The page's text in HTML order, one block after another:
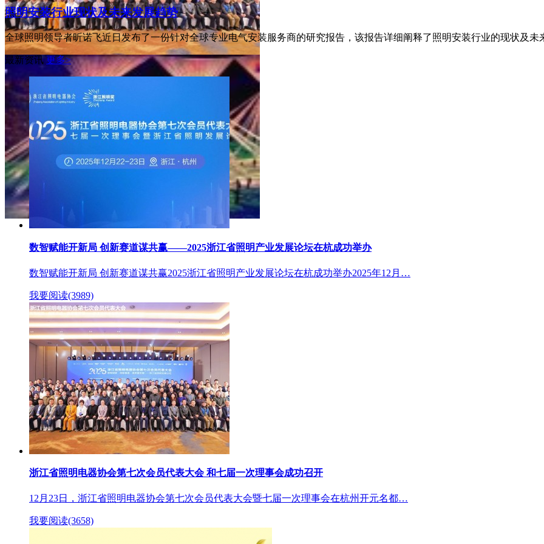
照明安装行业现状及未来发展趋势
全球照明领导者昕诺飞近日发布了一份针对全球专业电气安装服务商的研究报告，该报告详细阐释了照明安装行业的现状及
最新资讯 更多>
数智赋能开新局 创新赛道谋共赢——2025浙江省照明产业发展论坛在杭成功举办
数智赋能开新局 创新赛道谋共赢2025浙江省照明产业发展论坛在杭成功举办2025年12月…
我要阅读(3989)
浙江省照明电器协会第七次会员代表大会 和七届一次理事会成功召开
12月23日，浙江省照明电器协会第七次会员代表大会暨七届一次理事会在杭州开元名都…
我要阅读(3658)